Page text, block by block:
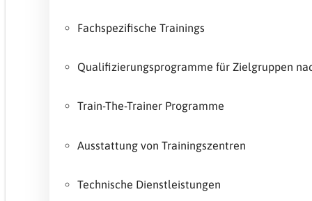
Fachspezifische Trainings
Qualifizierungsprogramme für Zielgruppen
Train-The-Trainer Programme
Ausstattung von Trainingszentren
Technische Dienstleistungen